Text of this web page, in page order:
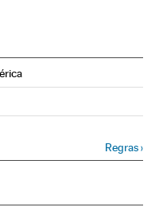
Instagram
en Facebook
Regras›